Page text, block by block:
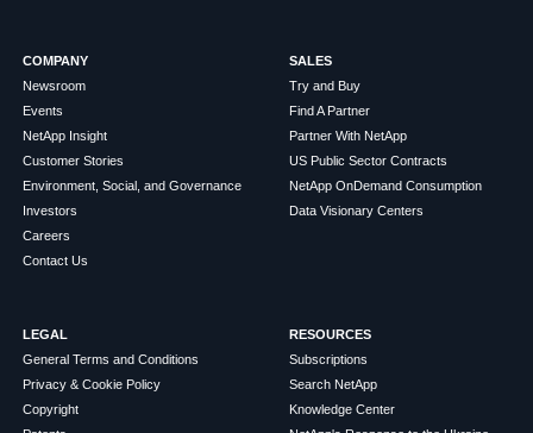
COMPANY
Newsroom
Events
NetApp Insight
Customer Stories
Environment, Social, and Governance
Investors
Careers
Contact Us
SALES
Try and Buy
Find A Partner
Partner With NetApp
US Public Sector Contracts
NetApp OnDemand Consumption
Data Visionary Centers
LEGAL
General Terms and Conditions
Privacy & Cookie Policy
Copyright
RESOURCES
Subscriptions
Search NetApp
Knowledge Center